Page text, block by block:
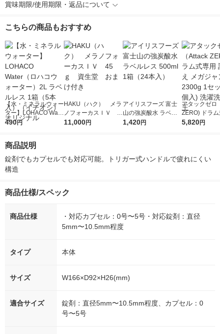
賞味期限/使用期限・返品について
こちらの商品もおすすめ
【水・ミネラルウォー
ター】LOHACO Wate
r（ロハコウォータ
シ） オリジナル
490円
HAKU（ハク） メラ
ノフォーカスＩＶ 4
5ｇ 資生堂 おまけ
11,000円
アイリスフーズ 富士
山の強炭酸水 ラベル
レス 500ml 1箱（24
1,420円
アタックゼロ
ZERO) ドラ
詰め替え メガ
5,820円
商品説明
錠剤でもカプセルでも対応可能。トリガー式ハンドルで疲れにくい
構造
商品仕様/スペック
商品仕様
・対応カプセル：0号〜5号・対応錠剤：直径
5mm〜10.5mm程度
タイプ 本体
サイズ W166×D92×H26(mm)
適合サイズ
錠剤：直径5mm〜10.5mm程度、カプセル：0
号〜5号